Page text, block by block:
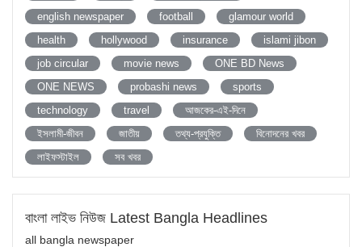
english newspaper
football
glamour world
health
hollywood insurance
islami jibon
job circular
movie news
ONE BD News
ONE NEWS
probashi news
sports
technology
travel
আজকের-এই-দিনে
ইসলামী-জীবন
জাতীয় তথ্য-প্রযুক্তি
বিনোদনের খবর
লাইফস্টাইল
সব খবর
বাংলা লাইভ নিউজ Latest Bangla Headlines
all bangla newspaper